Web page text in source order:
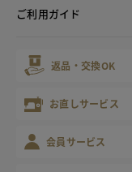
ご利用ガイド
返品・交換OK
お直しサービス
会員サービス